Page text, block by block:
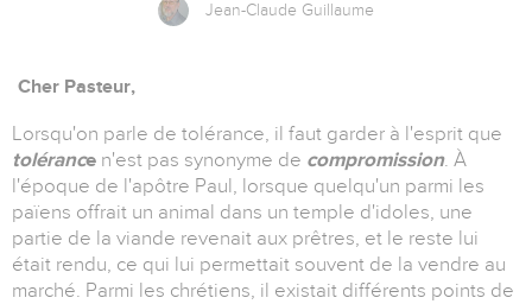
Jean-Claude Guillaume
Cher Pasteur,
Lorsqu'on parle de tolérance, il faut garder à l'esprit que
tolérance n'est pas synonyme de compromission. À
l'époque de l'apôtre Paul, lorsque quelqu'un parmi les
païens offrait un animal dans un temple d'idoles, une
partie de la viande revenait aux prêtres, et le reste lui
était rendu, ce qui lui permettait souvent de la vendre au
marché. Parmi les chrétiens, il existait différents points de